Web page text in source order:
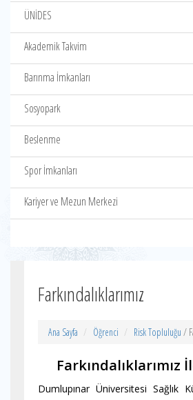
ÜNİDES
Akademik Takvim
Barınma İmkanları
Sosyopark
Beslenme
Spor İmkanları
Kariyer ve Mezun Merkezi
Farkındalıklarımız
Ana Sayfa Öğrenci Risk Topluluğu /
Farkındalıklarımız
Dumlupınar Üniversitesi Sağlık